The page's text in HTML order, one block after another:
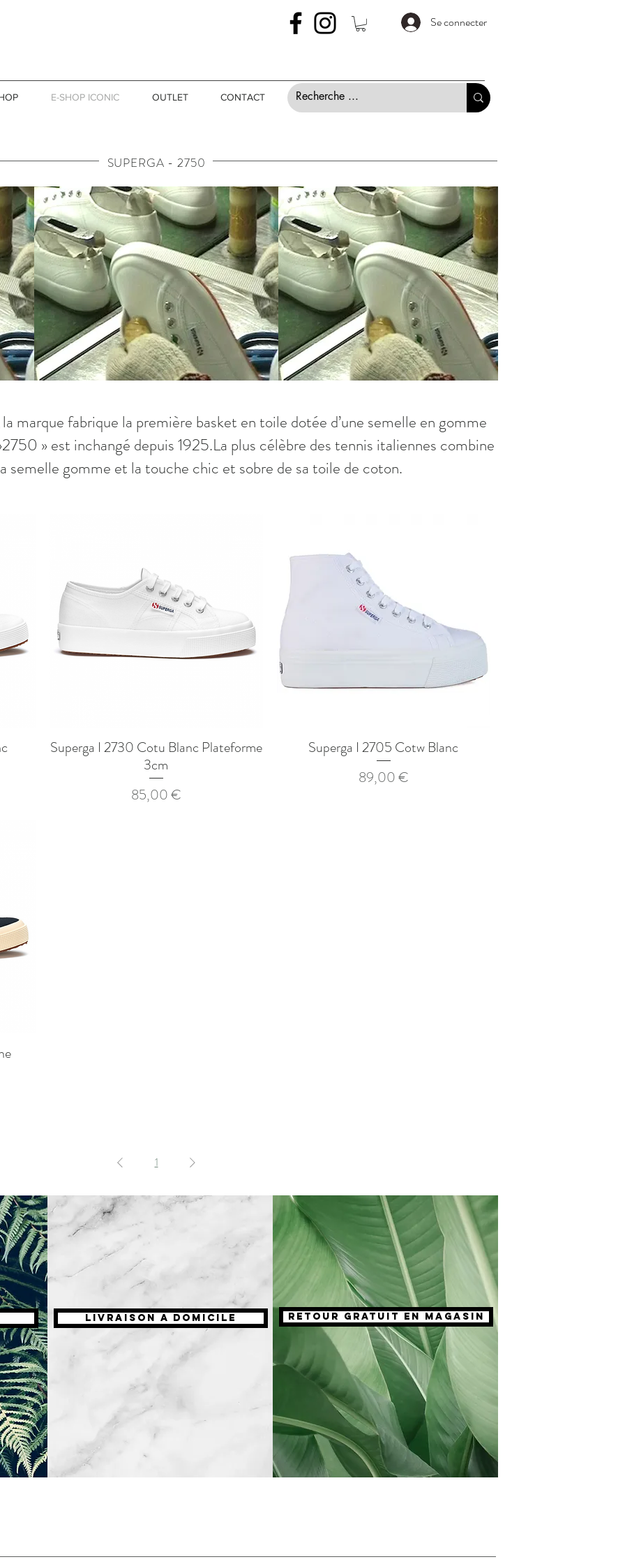
Se connecter
E-SHOP ICONIC OUTLET CONTACT
SUPERGA - 2750
marque fabrique la première basket en toile dotée d’une semelle en gomme
» est inchangé depuis 1925.La plus célèbre des tennis italiennes combine
semelle gomme et la touche chic et sobre de sa toile de coton.
Aperçu rapide
Superga I 2730 Cotu Blanc Plateforme
3cm
Prix
85,00 €
Aperçu rapide
Superga I 2705 Cotw Blanc
Prix
89,00 €
1
LIVRAISON A DOMICILE Retour gratuit en magasin